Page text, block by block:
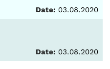
Date: 03.08.2020
Date: 03.08.2020